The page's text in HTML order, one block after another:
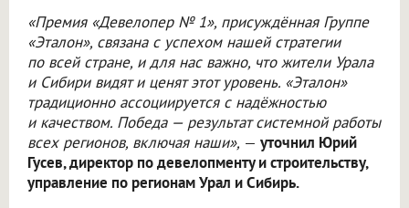
«Премия «Девелопер № 1», присуждённая Группе
«Эталон», связана с успехом нашей стратегии
по всей стране, и для нас важно, что жители Урала
и Сибири видят и ценят этот уровень. «Эталон»
традиционно ассоциируется с надёжностью
и качеством. Победа — результат системной работы
всех регионов, включая наши», — уточнил Юрий
Гусев, директор по девелопменту и строительству,
управление по регионам Урал и Сибирь.